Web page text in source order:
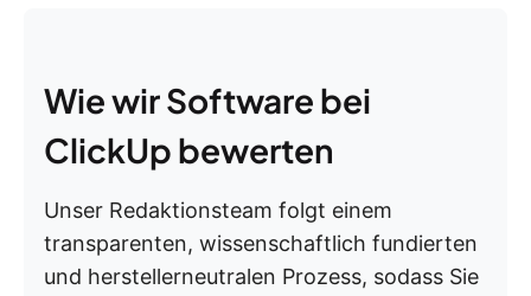
Wie wir Software bei
ClickUp bewerten
Unser Redaktionsteam folgt einem
transparenten, wissenschaftlich fundierten
und herstellerneutralen Prozess, sodass Sie